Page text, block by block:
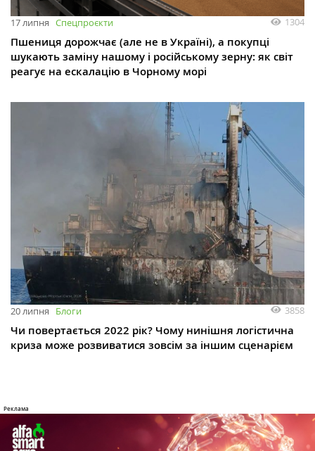
17 липня Спецпроєкти 1304
Пшениця дорожчає (але не в Україні), а покупці
шукають заміну нашому і російському зерну: як світ
реагує на ескалацію в Чорному морі
20 липня Блоги 3858
Чи повертається 2022 рік? Чому нинішня логістична
криза може розвиватися зовсім за іншим сценарієм